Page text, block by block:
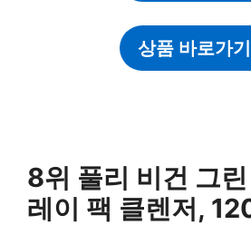
상품 바로가기
8위 풀리 비건 그
레이 팩 클렌저,